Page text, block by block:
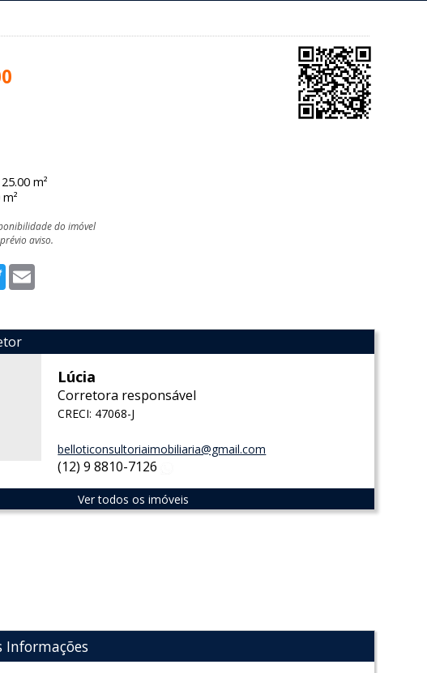
m²
do imóvel
aviso.
Twitter
Lúcia
Corretora responsável
CRECI: 47068-J
belloticonsultoriaimobiliaria@gmail.com
(12) 9 8810-7126
Ver todos os imóveis